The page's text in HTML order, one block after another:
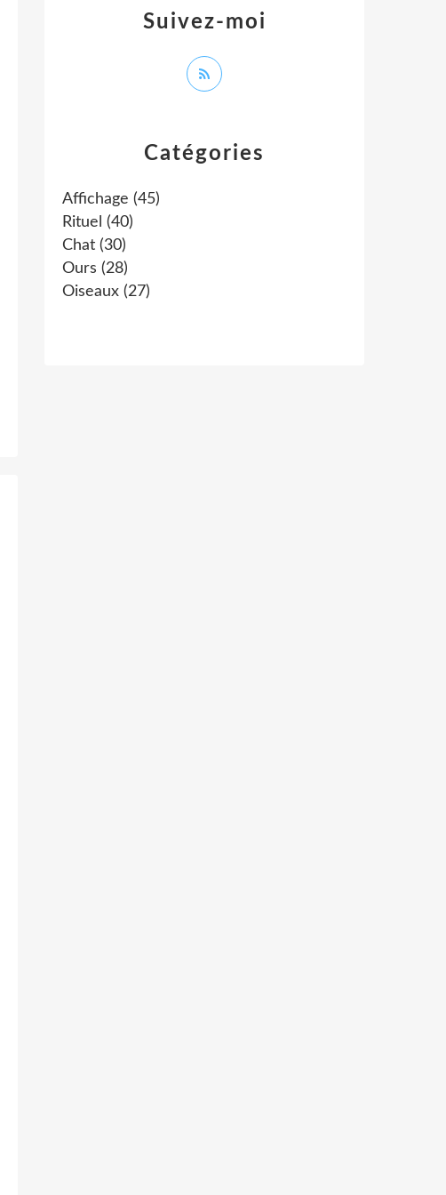
Catégories
Affichage (45)
Rituel (40)
Chat (30)
Ours (28)
Oiseaux (27)
Suivez-moi